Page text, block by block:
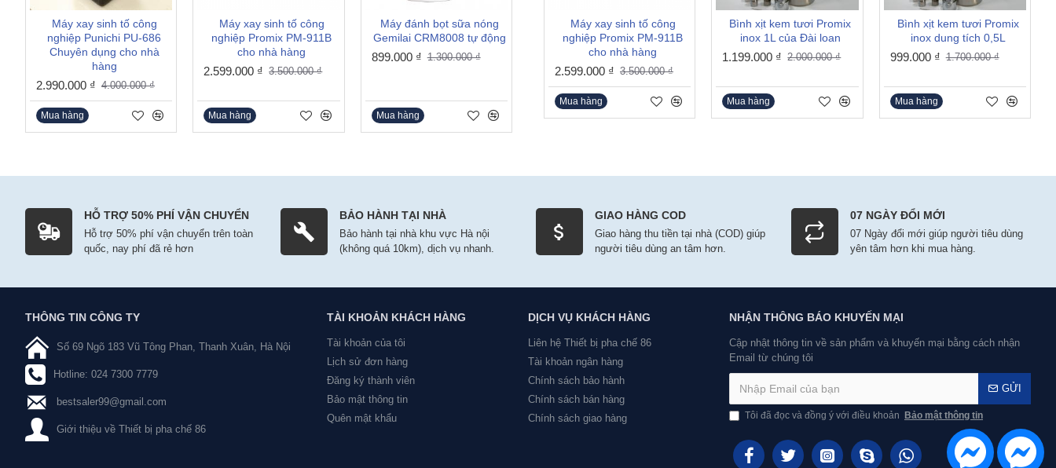
Máy xay sinh tố công
nghiệp Punichi PU-686
Chuyên dụng cho nhà
hàng
2.990.000 ₫ 4.000.000 ₫
Mua hàng
Máy xay sinh tố công
nghiệp Promix PM-911B
cho nhà hàng
2.599.000 ₫ 3.500.000 ₫
Mua hàng
Máy đánh bọt sữa nóng
Gemilai CRM8008 tự động
899.000 ₫ 1.300.000 ₫
Mua hàng
Bình đun nước nóng Milate
dung tích 8L - 10L -12L
-16L - 20L
1.150.000 ₫ 1.300.000 ₫
Mua hàng
Cối phụ của máy xay sinh
tố Promix PM-919
1.100.000 ₫
Mua hàng
Máy xay sinh tố công
nghiệp Promix PM-911B
cho nhà hàng
2.599.000 ₫ 3.500.000 ₫
Mua hàng
Bình xịt kem tươi Promix
inox 1L của Đài loan
1.199.000 ₫ 2.000.000 ₫
Mua hàng
Bình xịt kem tươi Promix
inox dung tích 0,5L
999.000 ₫ 1.700.000 ₫
Mua hàng
HỖ TRỢ 50% PHÍ VẬN CHUYỂN
Hỗ trợ 50% phí vận chuyển trên toàn
quốc, nay phí đã rẻ hơn
BẢO HÀNH TẠI NHÀ
Bảo hành tại nhà khu vực Hà nội
(không quá 10km), dịch vụ nhanh.
GIAO HÀNG COD
Giao hàng thu tiền tại nhà (COD) giúp
người tiêu dùng an tâm hơn.
07 NGÀY ĐỔI MỚI
07 Ngày đổi mới giúp người tiêu dùng
yên tâm hơn khi mua hàng.
THÔNG TIN CÔNG TY
Số 69 Ngõ 183 Vũ Tông Phan, Thanh Xuân, Hà Nội
Hotline: 024 7300 7779
bestsaler99@gmail.com
Giới thiệu về Thiết bị pha chế 86
TÀI KHOẢN KHÁCH HÀNG
Tài khoản của tôi
Lịch sử đơn hàng
Đăng ký thành viên
Bảo mật thông tin
Quên mật khẩu
DỊCH VỤ KHÁCH HÀNG
Liên hệ Thiết bị pha chế 86
Tài khoản ngân hàng
Chính sách bảo hành
Chính sách bán hàng
Chính sách giao hàng
NHẬN THÔNG BÁO KHUYẾN MẠI
Cập nhật thông tin về sản phẩm và khuyến mại bằng cách nhận
Email từ chúng tôi
GỬI
Tôi đã đọc và đồng ý với điều khoản Bảo mật thông tin